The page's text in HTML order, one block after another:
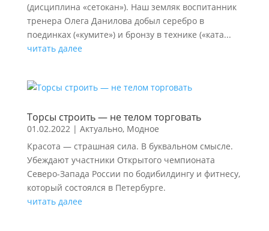
(дисциплина «сетокан»). Наш земляк воспитанник
тренера Олега Данилова добыл серебро в
поединках («кумите») и бронзу в технике («ката...
читать далее
Торсы строить — не телом торговать
01.02.2022| Актуально, Модное
Красота — страшная сила. В буквальном смысле.
Убеждают участники Открытого чемпионата
Северо-Запада России по бодибилдингу и фитнесу,
который состоялся в Петербурге.
читать далее